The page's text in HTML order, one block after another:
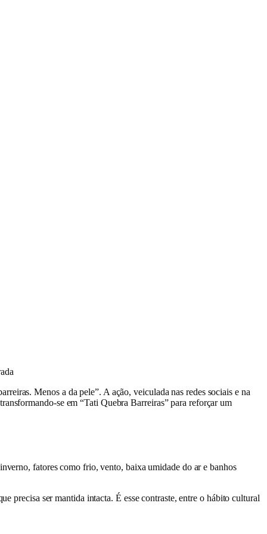
Menos a da pele”. A ação, veiculada nas redes sociais e na
se em “Tati Quebra Barreiras” para reforçar um
fatores como frio, vento, baixa umidade do ar e banhos
precisa ser mantida intacta. É esse contraste, entre o hábito cultural